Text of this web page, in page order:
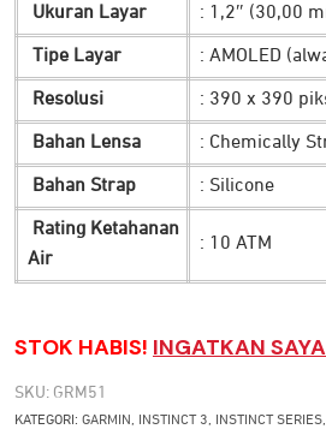
Ukuran Layar : 1,2″ (30,00
Tipe Layar : AMOLED
Resolusi : 390 x 390
Bahan Lensa : Chemically
Bahan Strap : Silicone
Rating Ketahanan
Air
: 10 ATM
STOK HABIS! INGATKAN
SKU: GRM51
KATEGORI: GARMIN, INSTINCT 3, INSTINCT SERIES,